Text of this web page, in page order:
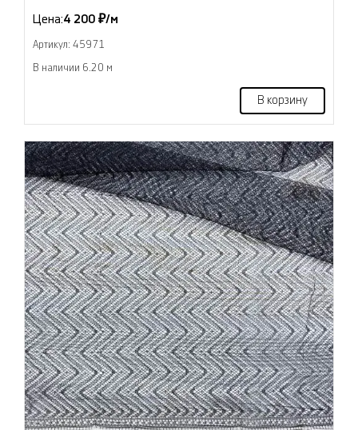
Цена:4 200 ₽/м
Артикул: 45971
В наличии 6.20 м
В корзину